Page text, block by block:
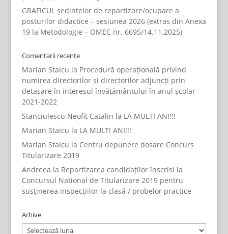
GRAFICUL ședințelor de repartizare/ocupare a
posturilor didactice – sesiunea 2026 (extras din Anexa
19 la Metodologie – OMEC nr. 6695/14.11.2025)
Comentarii recente
Marian Staicu la Procedură operațională privind
numirea directorilor și directorilor adjuncți prin
detașare în interesul învățământului în anul școlar
2021-2022
Stanciulescu Neofit Catalin la LA MULTI ANI!!!
Marian Staicu la LA MULTI ANI!!!
Marian Staicu la Centru depunere dosare Concurs
Titularizare 2019
Andreea la Repartizarea candidaților înscrisi la
Concursul National de Titularizare 2019 pentru
susținerea inspecțiilor la clasă / probelor practice
Arhive
Arhive